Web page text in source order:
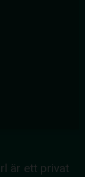
är ett privat